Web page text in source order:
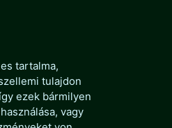
tartalma,
tulajdon
ezek bármilyen
vagy